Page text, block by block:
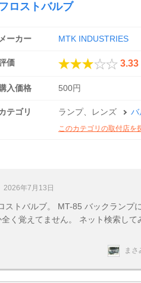
フロストバルブ
ーカー MTK INDUSTRIES
価 3.33
入価格 500円
テゴリ ランプ、レンズ バ
このカテゴリの取付店を
2026年7月13日
ストバルブ。 MT-85 バックランプ
く覚えてません。 ネット検索して
まさ